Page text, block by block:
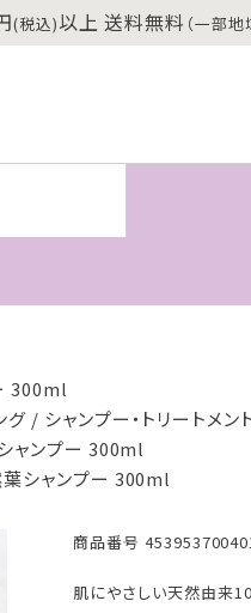
(税込)以上 送料無料 （一部地
300ml
グ シャンプー・トリートメン
ャンプー 300ml
葉シャンプー 300ml
商品番号
肌にやさしい天然由来